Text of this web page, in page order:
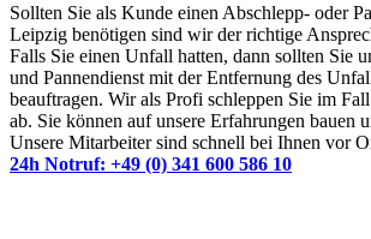
Sollten Sie als Kunde einen Abschlepp- oder
Leipzig benötigen sind wir der richtige
Falls Sie einen Unfall hatten, dann sollten Sie
und Pannendienst mit der Entfernung des
beauftragen. Wir als Profi schleppen Sie im
ab. Sie können auf unsere Erfahrungen bauen
Unsere Mitarbeiter sind schnell bei Ihnen vor
24h Notruf: +49 (0) 341 600 586 10